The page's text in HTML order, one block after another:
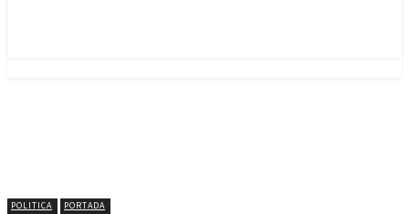
POLITICA PORTADA